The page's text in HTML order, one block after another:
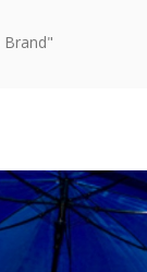
Brand"